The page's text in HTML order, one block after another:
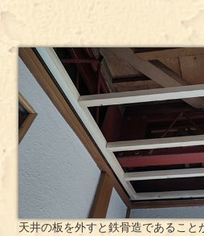
天井の板を外すと鉄骨造であること